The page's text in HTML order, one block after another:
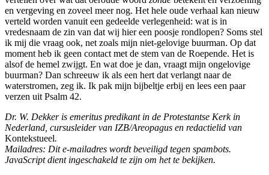
en vergeving en zoveel meer nog. Het hele oude verhaal kan nieuw
verteld worden vanuit een gedeelde verlegenheid: wat is in
vredesnaam de zin van dat wij hier een poosje rondlopen? Soms stel
ik mij die vraag ook, net zoals mijn niet-gelovige buurman. Op dat
moment heb ik geen contact met de stem van de Roepende. Het is
alsof de hemel zwijgt. En wat doe je dan, vraagt mijn ongelovige
buurman? Dan schreeuw ik als een hert dat verlangt naar de
waterstromen, zeg ik. Ik pak mijn bijbeltje erbij en lees een paar
verzen uit Psalm 42.
Dr. W. Dekker is emeritus predikant in de Protestantse Kerk in
Nederland, cursusleider van IZB/Areopagus en redactielid van
Kontekstueel.
Mailadres: Dit e-mailadres wordt beveiligd tegen spambots.
JavaScript dient ingeschakeld te zijn om het te bekijken.